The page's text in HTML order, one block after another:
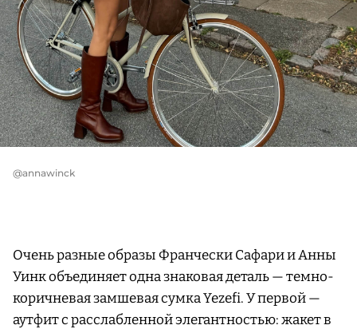
@annawinck
Очень разные образы Франчески Сафари и Анны
Уинк объединяет одна знаковая деталь — темно-
коричневая замшевая сумка Yezefi. У первой —
аутфит с расслабленной элегантностью: жакет в